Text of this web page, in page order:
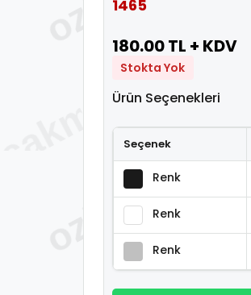
1465
180.00 TL + KDV
Stokta Yok
Ürün Seçenekleri
Seçenek
Renk
Renk
Renk